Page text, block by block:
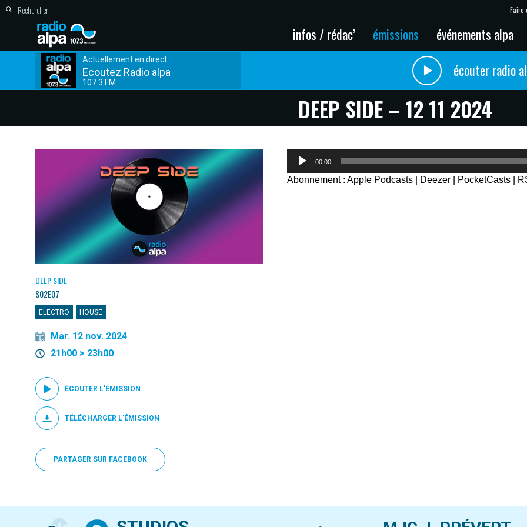
Faire
infos / rédac’ émissions événements alpa
Actuellement en direct
Ecoutez Radio alpa
107.3 FM
écouter radio
DEEP SIDE – 12 11 2024
DEEP SIDE
S02E07
ELECTRO HOUSE
Mar. 12 nov. 2024
21h00 > 23h00
ÉCOUTER L'ÉMISSION
TÉLÉCHARGER L'ÉMISSION
PARTAGER SUR FACEBOOK
Lecteur
00:00
Abonnement :Apple Podcasts Deezer PocketCasts